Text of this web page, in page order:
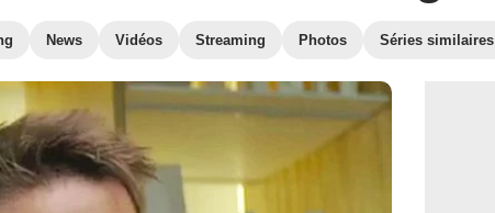
News Vidéos Streaming Photos Séries similaires